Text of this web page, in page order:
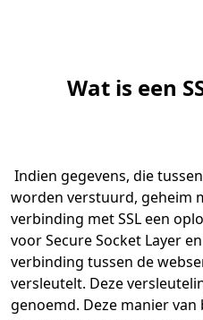
Wat is een
Indien gegevens, die
worden verstuurd, geheim
verbinding met SSL een
voor Secure Socket Layer
verbinding tussen de
versleutelt. Deze
genoemd. Deze manier